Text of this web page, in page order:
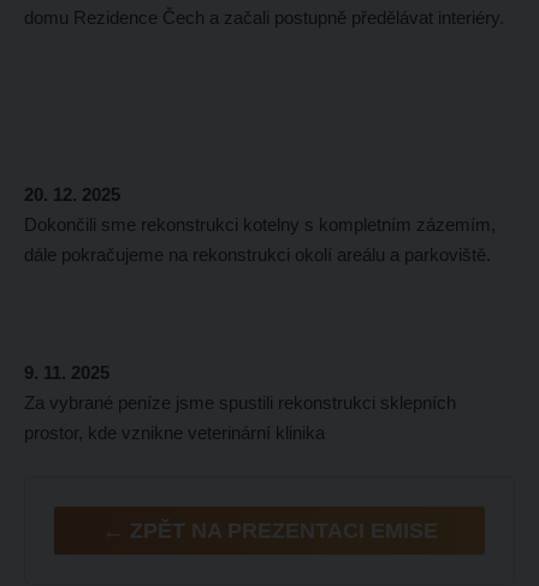
domu Rezidence Čech a začali postupně předělávat interiéry.
20. 12. 2025
Dokončili sme rekonstrukci kotelny s kompletním zázemím,
dále pokračujeme na rekonstrukci okolí areálu a parkoviště.
9. 11. 2025
Za vybrané peníze jsme spustili rekonstrukci sklepních
prostor, kde vznikne veterinární klinika
← ZPĚT NA PREZENTACI EMISE